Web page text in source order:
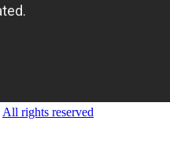
All rights reserved